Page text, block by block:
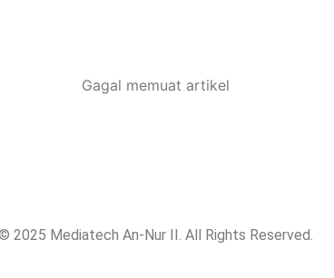
Gagal memuat artikel
2025 Mediatech An-Nur II. All Rights Reserved.